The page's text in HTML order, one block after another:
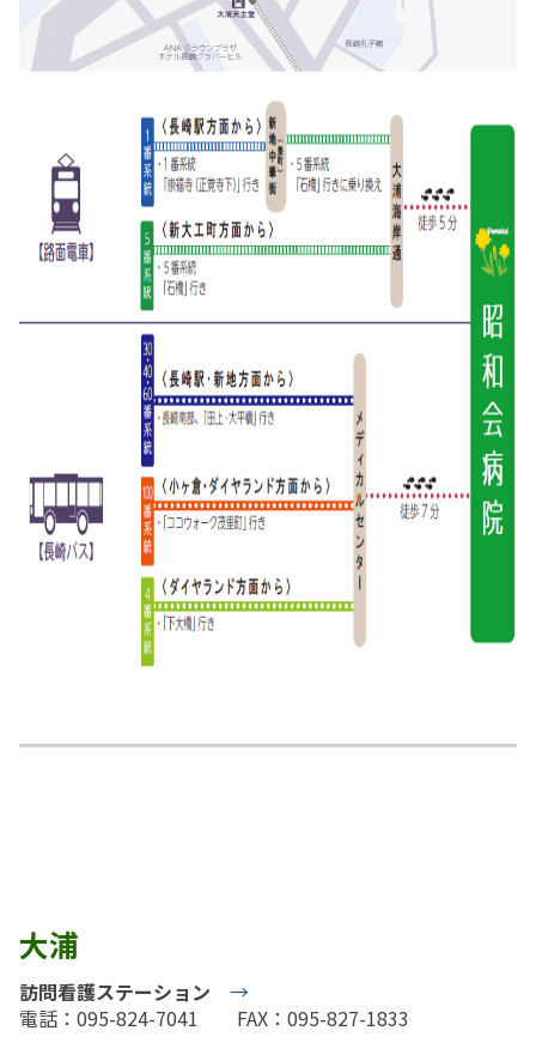
大浦
訪問看護ステーション
→
電話：095-824-7041 FAX：095-827-1833